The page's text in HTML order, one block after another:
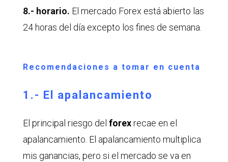
8.- horario. El mercado Forex está abierto las
24 horas del día excepto los fines de semana.
Recomendaciones a tomar en cuenta
1.- El apalancamiento
El principal riesgo del forexrecae en el
apalancamiento. El apalancamiento multiplica
mis ganancias, pero si el mercado se va en